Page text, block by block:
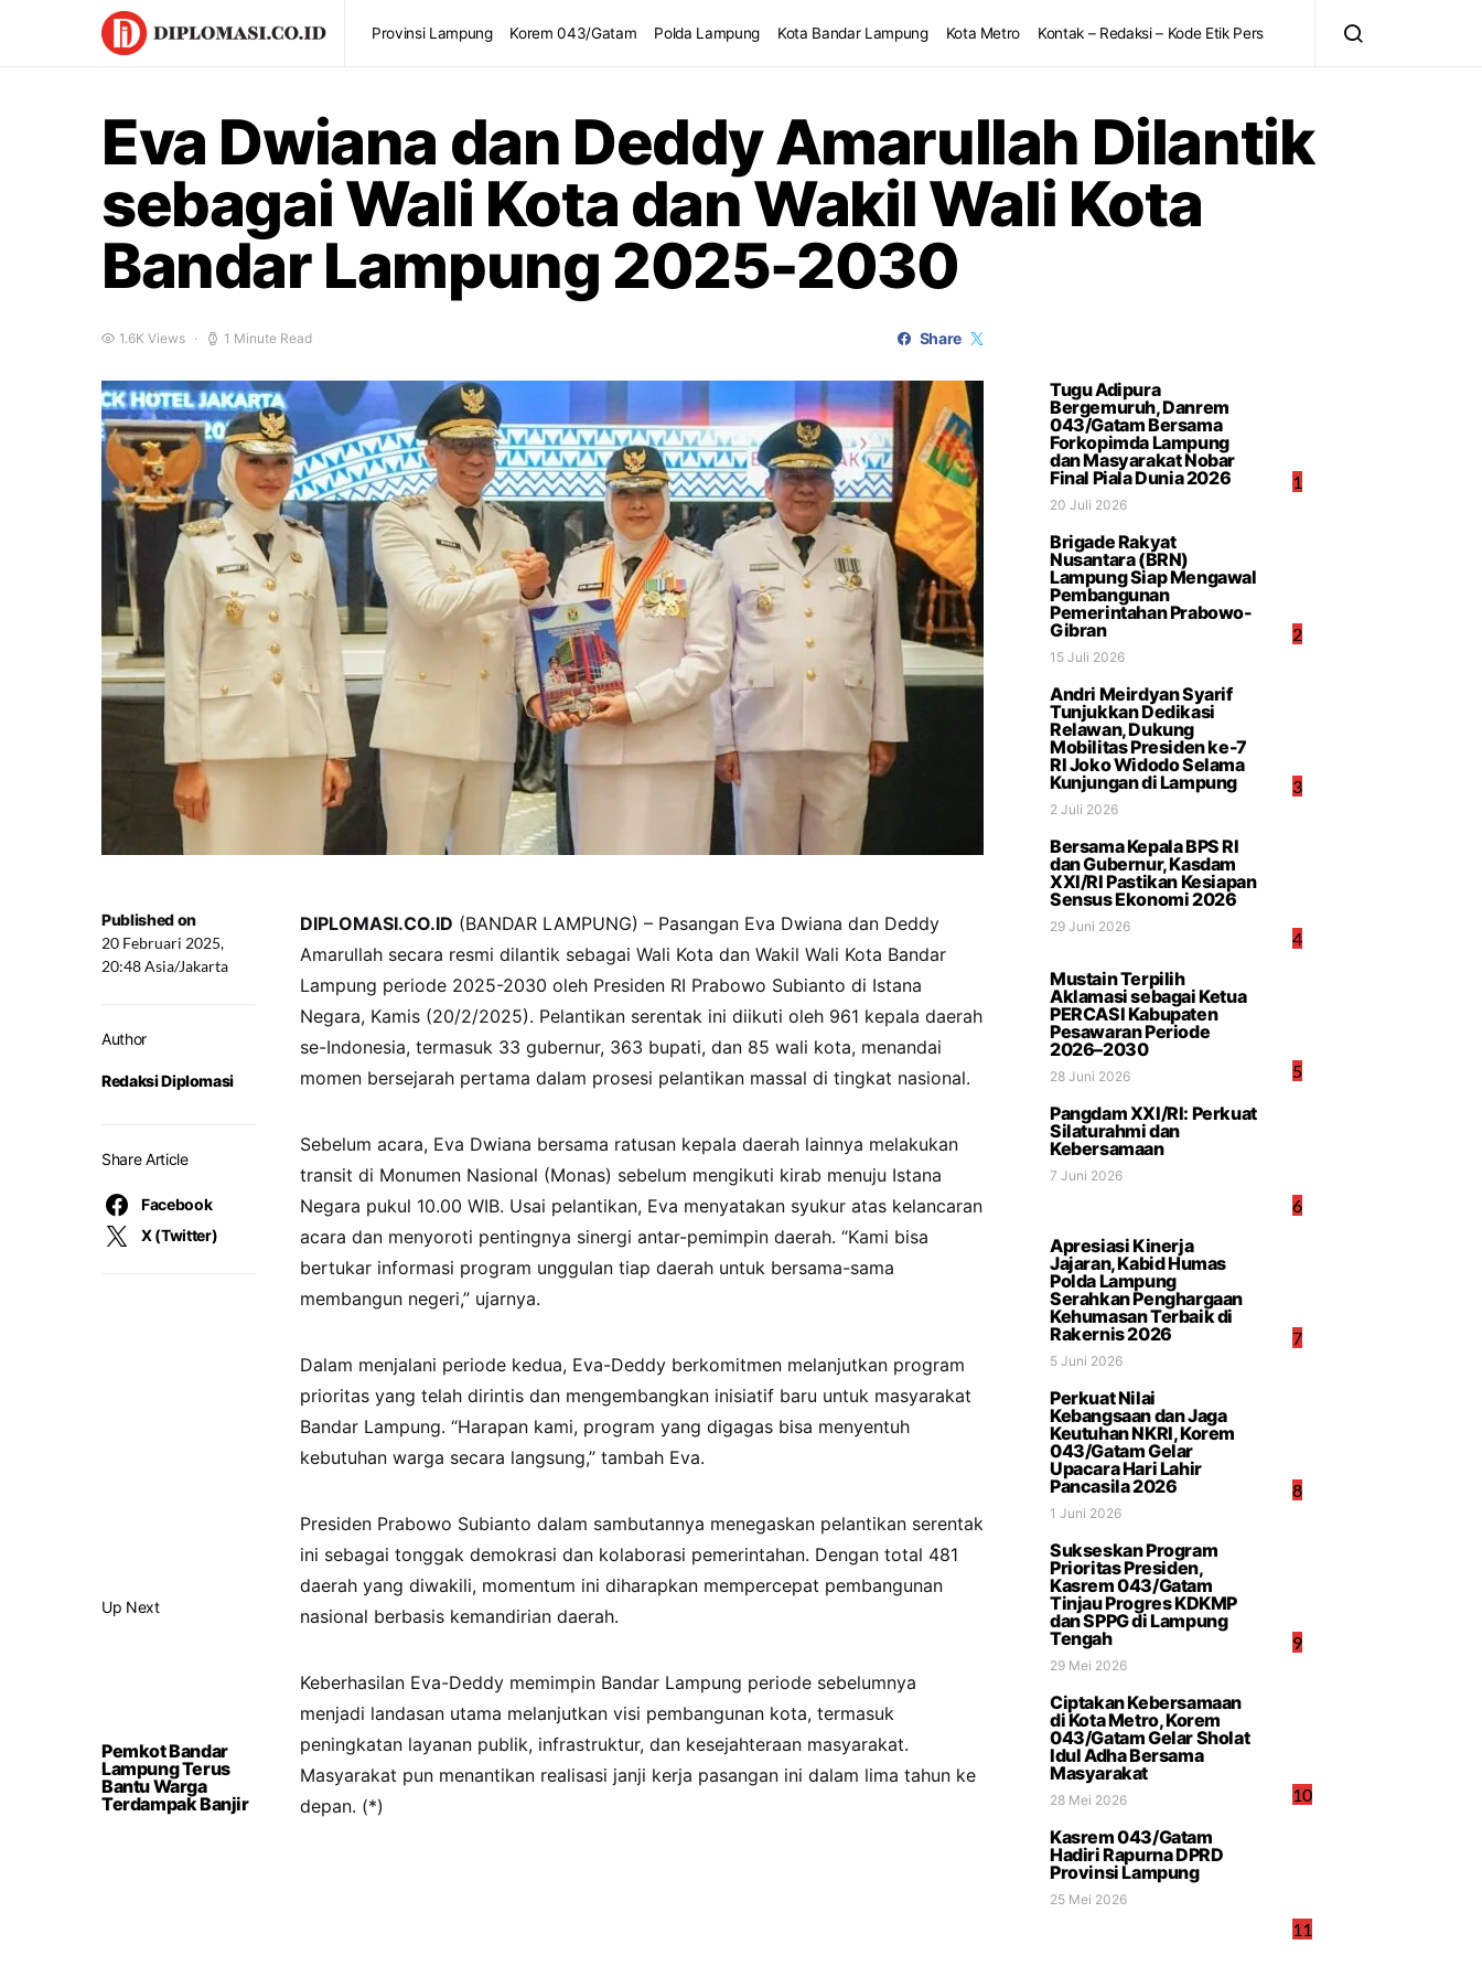
Provinsi Lampung Korem 043/Gatam Polda Lampung Kota Bandar Lampung Kota Metro Kontak – Redaksi – Kode Etik Pers
Eva Dwiana dan Deddy Amarullah Dilantik
sebagai Wali Kota dan Wakil Wali Kota
Bandar Lampung 2025-2030
1.6K Views 1 Minute Read Share
Up Next
Pemkot Bandar
Lampung Terus
Bantu Warga
Terdampak Banjir
Published on
20 Februari 2025,
20:48 Asia/Jakarta
Author
Redaksi Diplomasi
Share Article
Facebook
X (Twitter)
DIPLOMASI.CO.ID (BANDAR LAMPUNG) – Pasangan Eva Dwiana dan Deddy
Amarullah secara resmi dilantik sebagai Wali Kota dan Wakil Wali Kota Bandar
Lampung periode 2025-2030 oleh Presiden RI Prabowo Subianto di Istana
Negara, Kamis (20/2/2025). Pelantikan serentak ini diikuti oleh 961 kepala daerah
se-Indonesia, termasuk 33 gubernur, 363 bupati, dan 85 wali kota, menandai
momen bersejarah pertama dalam prosesi pelantikan massal di tingkat nasional.
Sebelum acara, Eva Dwiana bersama ratusan kepala daerah lainnya melakukan
transit di Monumen Nasional (Monas) sebelum mengikuti kirab menuju Istana
Negara pukul 10.00 WIB. Usai pelantikan, Eva menyatakan syukur atas kelancaran
acara dan menyoroti pentingnya sinergi antar-pemimpin daerah. “Kami bisa
bertukar informasi program unggulan tiap daerah untuk bersama-sama
membangun negeri,” ujarnya.
Dalam menjalani periode kedua, Eva-Deddy berkomitmen melanjutkan program
prioritas yang telah dirintis dan mengembangkan inisiatif baru untuk masyarakat
Bandar Lampung. “Harapan kami, program yang digagas bisa menyentuh
kebutuhan warga secara langsung,” tambah Eva.
Presiden Prabowo Subianto dalam sambutannya menegaskan pelantikan serentak
ini sebagai tonggak demokrasi dan kolaborasi pemerintahan. Dengan total 481
daerah yang diwakili, momentum ini diharapkan mempercepat pembangunan
nasional berbasis kemandirian daerah.
Keberhasilan Eva-Deddy memimpin Bandar Lampung periode sebelumnya
menjadi landasan utama melanjutkan visi pembangunan kota, termasuk
peningkatan layanan publik, infrastruktur, dan kesejahteraan masyarakat.
Masyarakat pun menantikan realisasi janji kerja pasangan ini dalam lima tahun ke
depan. (*)
1
Tugu Adipura
Bergemuruh, Danrem
043/Gatam Bersama
Forkopimda Lampung
dan Masyarakat Nobar
Final Piala Dunia 2026
20 Juli 2026
2
Brigade Rakyat
Nusantara (BRN)
Lampung Siap Mengawal
Pembangunan
Pemerintahan Prabowo-
Gibran
15 Juli 2026
3
Andri Meirdyan Syarif
Tunjukkan Dedikasi
Relawan, Dukung
Mobilitas Presiden ke-7
RI Joko Widodo Selama
Kunjungan di Lampung
2 Juli 2026
4
Bersama Kepala BPS RI
dan Gubernur, Kasdam
XXI/RI Pastikan Kesiapan
Sensus Ekonomi 2026
29 Juni 2026
5
Mustain Terpilih
Aklamasi sebagai Ketua
PERCASI Kabupaten
Pesawaran Periode
2026–2030
28 Juni 2026
6
Pangdam XXI/RI: Perkuat
Silaturahmi dan
Kebersamaan
7 Juni 2026
7
Apresiasi Kinerja
Jajaran, Kabid Humas
Polda Lampung
Serahkan Penghargaan
Kehumasan Terbaik di
Rakernis 2026
5 Juni 2026
8
Perkuat Nilai
Kebangsaan dan Jaga
Keutuhan NKRI, Korem
043/Gatam Gelar
Upacara Hari Lahir
Pancasila 2026
1 Juni 2026
9
Sukseskan Program
Prioritas Presiden,
Kasrem 043/Gatam
Tinjau Progres KDKMP
dan SPPG di Lampung
Tengah
29 Mei 2026
10
Ciptakan Kebersamaan
di Kota Metro, Korem
043/Gatam Gelar Sholat
Idul Adha Bersama
Masyarakat
28 Mei 2026
11
Kasrem 043/Gatam
Hadiri Rapurna DPRD
Provinsi Lampung
25 Mei 2026